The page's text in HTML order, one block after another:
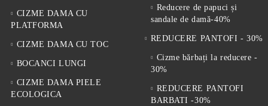
CIZME DAMA CU
PLATFORMA
CIZME DAMA CU TOC
BOCANCI LUNGI
CIZME DAMA PIELE
ECOLOGICA
Reducere de papuci și
sandale de damă-40%
REDUCERE PANTOFI - 30%
Cizme bărbați la reducere -
30%
REDUCERE PANTOFI
BARBATI -30%